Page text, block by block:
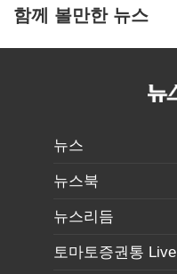
함께 볼만한 뉴스
뉴스
뉴스북
뉴스리듬
토마토증권통 Live